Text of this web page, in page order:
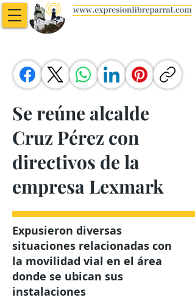
Se reúne alcalde
Cruz Pérez con
directivos de la
empresa Lexmark
Expusieron diversas
situaciones relacionadas con
la movilidad vial en el área
donde se ubican sus
instalaciones